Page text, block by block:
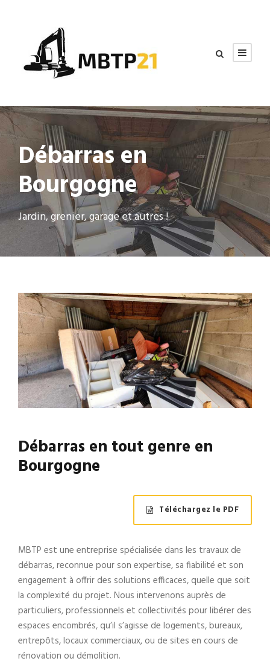
Débarras en
Bourgogne
Jardin, grenier, garage et autres !
Débarras en tout genre en
Bourgogne
Téléchargez le PDF
MBTP est une entreprise spécialisée dans les travaux de
débarras, reconnue pour son expertise, sa fiabilité et son
engagement à offrir des solutions efficaces, quelle que soit
la complexité du projet. Nous intervenons auprès de
particuliers, professionnels et collectivités pour libérer des
espaces encombrés, qu’il s’agisse de logements, bureaux,
entrepôts, locaux commerciaux, ou de sites en cours de
rénovation ou démolition.